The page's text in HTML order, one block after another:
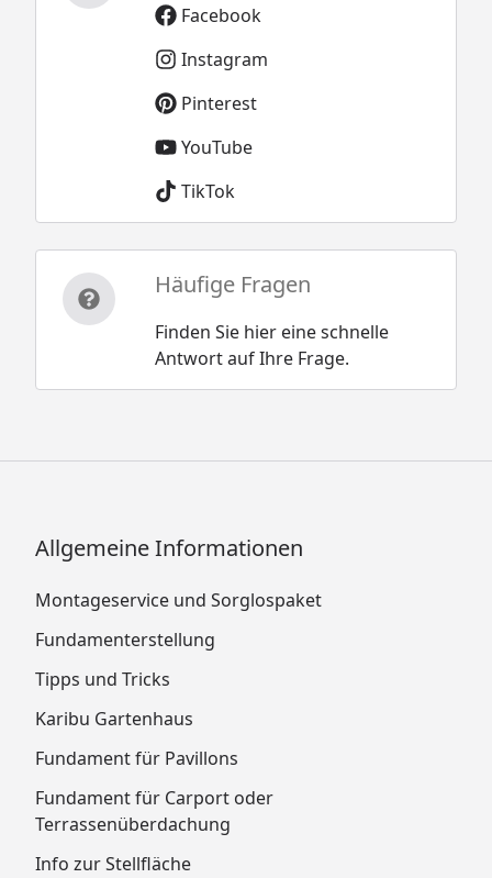
Facebook
Instagram
Pinterest
YouTube
TikTok
Häufige Fragen
Finden Sie hier eine schnelle
Antwort auf Ihre Frage.
Allgemeine Informationen
Montageservice und Sorglospaket
Fundamenterstellung
Tipps und Tricks
Karibu Gartenhaus
Fundament für Pavillons
Fundament für Carport oder
Terrassenüberdachung
Info zur Stellfläche